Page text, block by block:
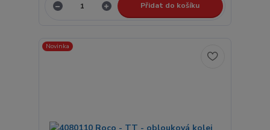
Přidat do košíku
Novinka